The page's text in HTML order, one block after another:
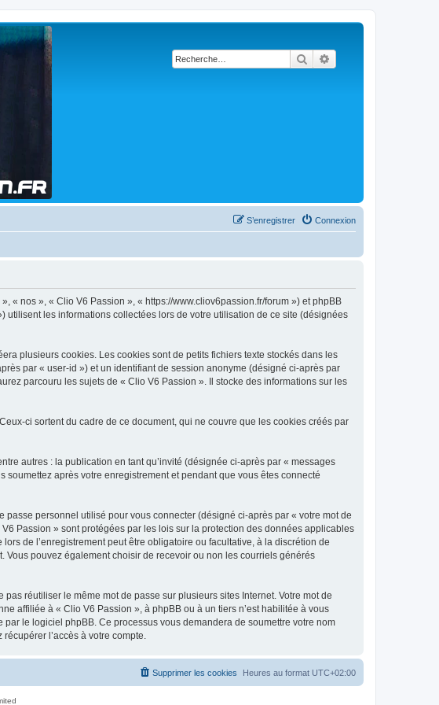
Rechercher
Connexion
S’enregistrer
« nos », « Clio V6 Passion », « https://www.cliov6passion.fr/forum ») et phpBB
les informations collectées lors de votre utilisation de ce site (désignées
plusieurs cookies. Les cookies sont de petits fichiers texte stockés dans les
par « user-id ») et un identifiant de session anonyme (désigné ci-après par
parcouru les sujets de « Clio V6 Passion ». Il stocke des informations sur les
ci sortent du cadre de ce document, qui ne couvre que les cookies créés par
autres : la publication en tant qu’invité (désignée ci-après par « messages
après votre enregistrement et pendant que vous êtes connecté
personnel utilisé pour vous connecter (désigné ci-après par « votre mot de
Passion » sont protégées par les lois sur la protection des données applicables
de l’enregistrement peut être obligatoire ou facultative, à la discrétion de
pouvez également choisir de recevoir ou non les courriels générés
réutiliser le même mot de passe sur plusieurs sites Internet. Votre mot de
affiliée à « Clio V6 Passion », à phpBB ou à un tiers n’est habilitée à vous
le logiciel phpBB. Ce processus vous demandera de soumettre votre nom
l’accès à votre compte.
Heures au format UTC+02:00
Supprimer les cookies